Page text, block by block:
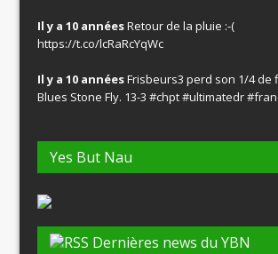
Il y a 10 annéesRetour de la pluie :-(
https://t.co/lcRaRcYqWc
Il y a 10 annéesFrisbeurs3 perd son 1/4 de
Blues Stone Fly. 13-3#chpt#ultimatedr
Yes But Nau
Dernières news du YBN